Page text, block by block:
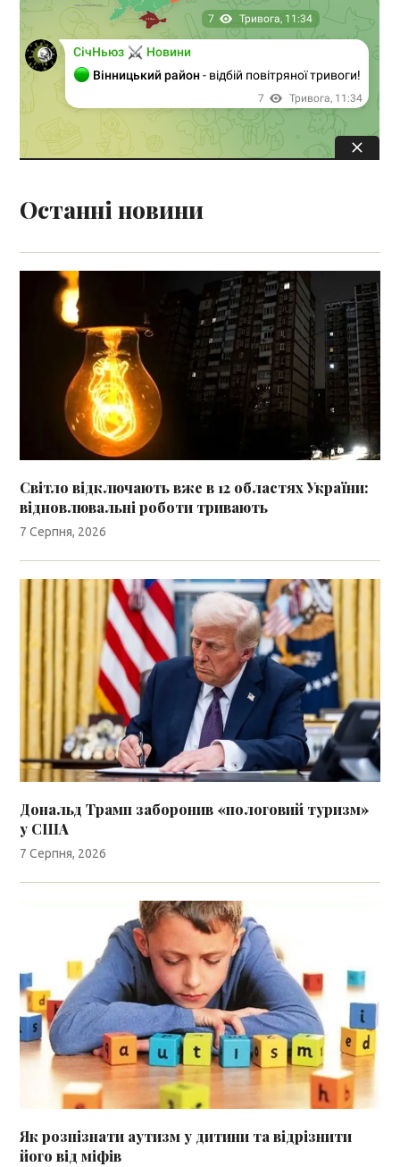
Останні новини
Світло відключають вже в 12 областях України:
відновлювальні роботи тривають
7 Серпня, 2026
Дональд Трамп заборонив «пологовий туризм»
у США
7 Серпня, 2026
Як розпізнати аутизм у дитини та відрізнити
його від міфів